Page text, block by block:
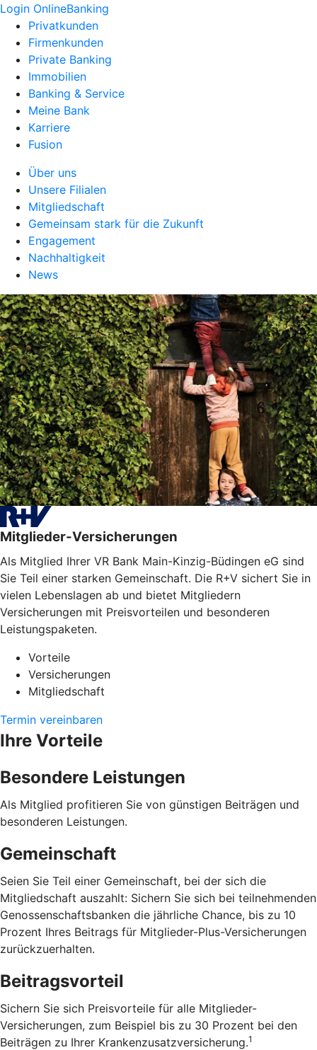
Login OnlineBanking
Privatkunden
Firmenkunden
Private Banking
Immobilien
Banking & Service
Meine Bank
Karriere
Fusion
Über uns
Unsere Filialen
Mitgliedschaft
Gemeinsam stark für die Zukunft
Engagement
Nachhaltigkeit
News
Mitglieder-Versicherungen
Als Mitglied Ihrer VR Bank Main-Kinzig-Büdingen eG sind
Sie Teil einer starken Gemeinschaft. Die R+V sichert Sie in
vielen Lebenslagen ab und bietet Mitgliedern
Versicherungen mit Preisvorteilen und besonderen
Leistungspaketen.
Vorteile
Versicherungen
Mitgliedschaft
Termin vereinbaren
Ihre Vorteile
Besondere Leistungen
Als Mitglied profitieren Sie von günstigen Beiträgen und
besonderen Leistungen.
Gemeinschaft
Seien Sie Teil einer Gemeinschaft, bei der sich die
Mitgliedschaft auszahlt: Sichern Sie sich bei teilnehmenden
Genossenschaftsbanken die jährliche Chance, bis zu 10
Prozent Ihres Beitrags für Mitglieder-Plus-Versicherungen
zurückzuerhalten.
Beitragsvorteil
Sichern Sie sich Preisvorteile für alle Mitglieder-
Versicherungen, zum Beispiel bis zu 30 Prozent bei den
Beiträgen zu Ihrer Krankenzusatzversicherung.1